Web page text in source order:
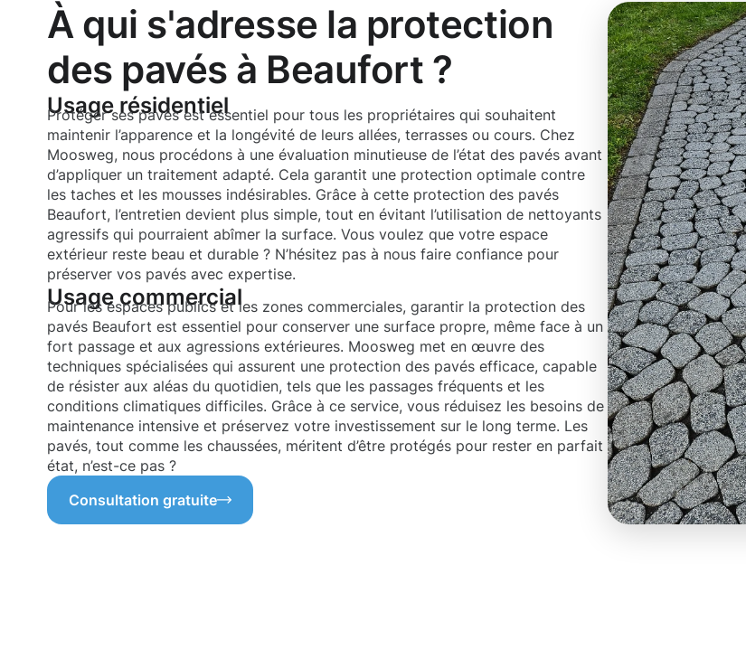
À qui s'adresse la protection
des pavés à Beaufort ?
Usage résidentiel
Protéger ses pavés est essentiel pour tous les propriétaires qui souhaitent
maintenir l’apparence et la longévité de leurs allées, terrasses ou cours. Chez
Moosweg, nous procédons à une évaluation minutieuse de l’état des pavés avant
d’appliquer un traitement adapté. Cela garantit une protection optimale contre
les taches et les mousses indésirables. Grâce à cette protection des pavés
Beaufort, l’entretien devient plus simple, tout en évitant l’utilisation de nettoyants
agressifs qui pourraient abîmer la surface. Vous voulez que votre espace
extérieur reste beau et durable ? N’hésitez pas à nous faire confiance pour
préserver vos pavés avec expertise.
Usage commercial
Pour les espaces publics et les zones commerciales, garantir la protection des
pavés Beaufort est essentiel pour conserver une surface propre, même face à un
fort passage et aux agressions extérieures. Moosweg met en œuvre des
techniques spécialisées qui assurent une protection des pavés efficace, capable
de résister aux aléas du quotidien, tels que les passages fréquents et les
conditions climatiques difficiles. Grâce à ce service, vous réduisez les besoins de
maintenance intensive et préservez votre investissement sur le long terme. Les
pavés, tout comme les chaussées, méritent d’être protégés pour rester en parfait
état, n’est-ce pas ?
Consultation gratuite